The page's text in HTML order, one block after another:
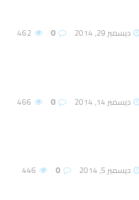
ديسمبر 29, 2014
ديسمبر 14, 2014
ديسمبر 5, 2014